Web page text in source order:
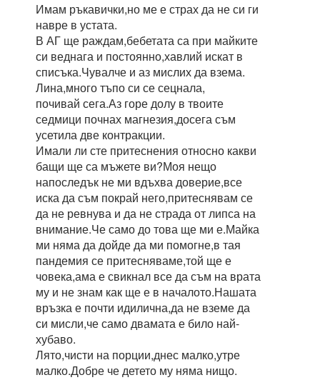
Имам ръкавички,но ме е страх да не си ги
навре в устата.
В АГ ще раждам,бебетата са при майките
си веднага и постоянно,хавлий искат в
списъка.Чувалче и аз мислих да взема.
Лина,много тъпо си се сецнала,
почивай сега.Аз горе долу в твоите
седмици почнах магнезия,досега съм
усетила две контракции.
Имали ли сте притеснения относно какви
бащи ще са мъжете ви?Моя нещо
напоследък не ми вдъхва доверие,все
иска да съм покрай него,притеснявам се
да не ревнува и да не страда от липса на
внимание.Че само до това ще ми е.Майка
ми няма да дойде да ми помогне,в тая
пандемия се притесняваме,той ще е
човека,ама е свикнал все да съм на врата
му и не знам как ще е в началото.Нашата
връзка е почти идилична,да не вземе да
си мисли,че само двамата е било най-
хубаво.
Лято,чисти на порции,днес малко,утре
малко.Добре че детето му няма нищо.